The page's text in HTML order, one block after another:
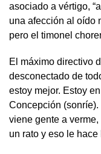
asociado a vértigo,
una afección al oído
pero el timonel
El máximo directivo
desconectado de
estoy mejor. Estoy
Concepción
viene gente a
un rato y eso le hace